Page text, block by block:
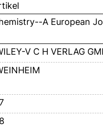
A European
V C H VERLAG